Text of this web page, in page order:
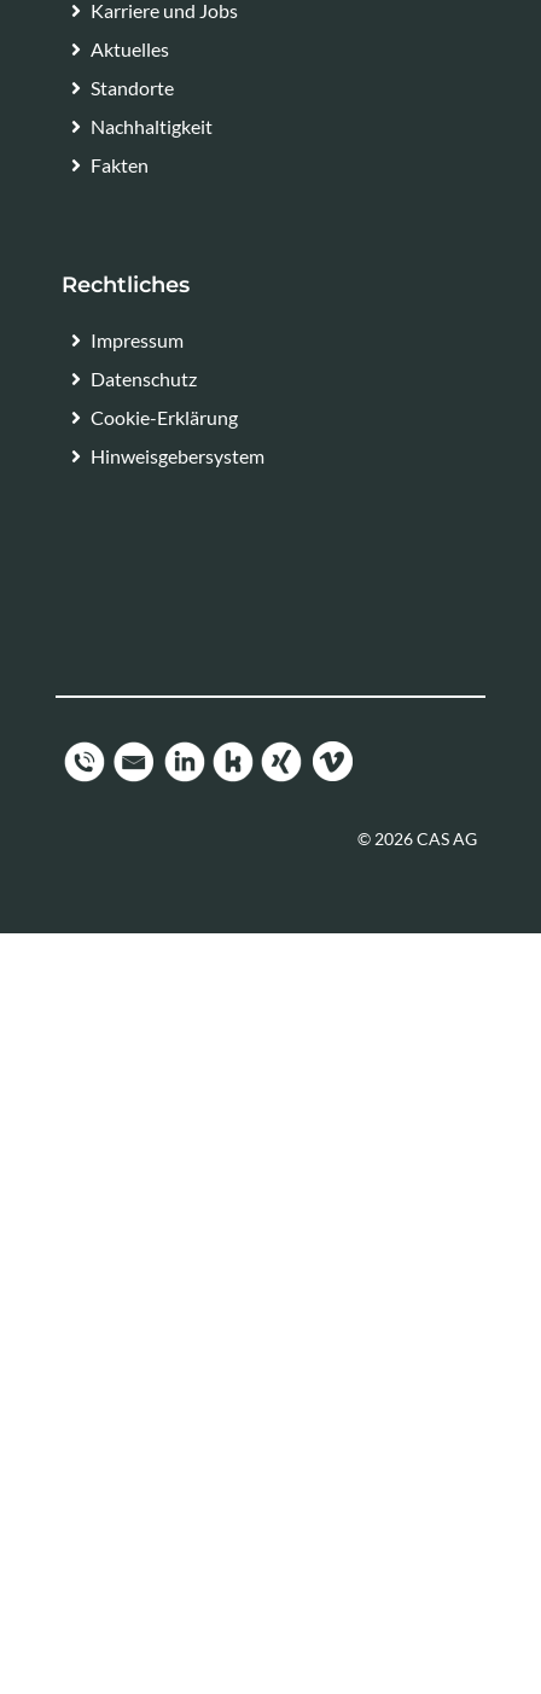
Karriere und Jobs
Aktuelles
Standorte
Nachhaltigkeit
Fakten
Rechtliches
Impressum
Datenschutz
Cookie-Erklärung
Hinweisgebersystem
© 2026 CAS AG